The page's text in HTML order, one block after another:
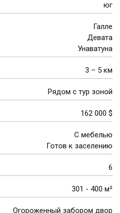
юг
Галле
Девата
Унаватуна
3 – 5 км
Рядом с тур зоной
$
162 000
С мебелью
Готов к заселению
6
301 - 400 м²
Огороженный забором двор